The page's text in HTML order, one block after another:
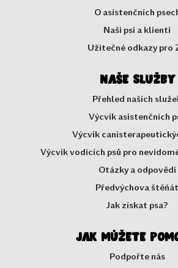
O asistenčních
Naši psi a klienti
Užitečné odkazy pro
Naše služby
Přehled našich
Výcvik asistenčních
Výcvik
Výcvik vodících psů pro
Otázky a odpovědi
Předvýchova štěňát
Jak získat psa?
Jak můžete
Podpořte nás